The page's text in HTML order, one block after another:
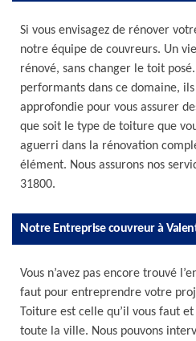
Si vous envisagez de rénover
notre équipe de couvreurs. Un
rénové, sans changer le toit
performants dans ce domaine,
approfondie pour vous assurer
que soit le type de toiture que
aguerri dans la rénovation
élément. Nous assurons nos
31800.
Notre Entreprise couvreur à
Vous n’avez pas encore trouvé
faut pour entreprendre votre
Toiture est celle qu’il vous faut
toute la ville. Nous pouvons